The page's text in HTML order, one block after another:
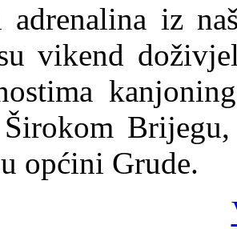
iz
vikend
općini Grude.